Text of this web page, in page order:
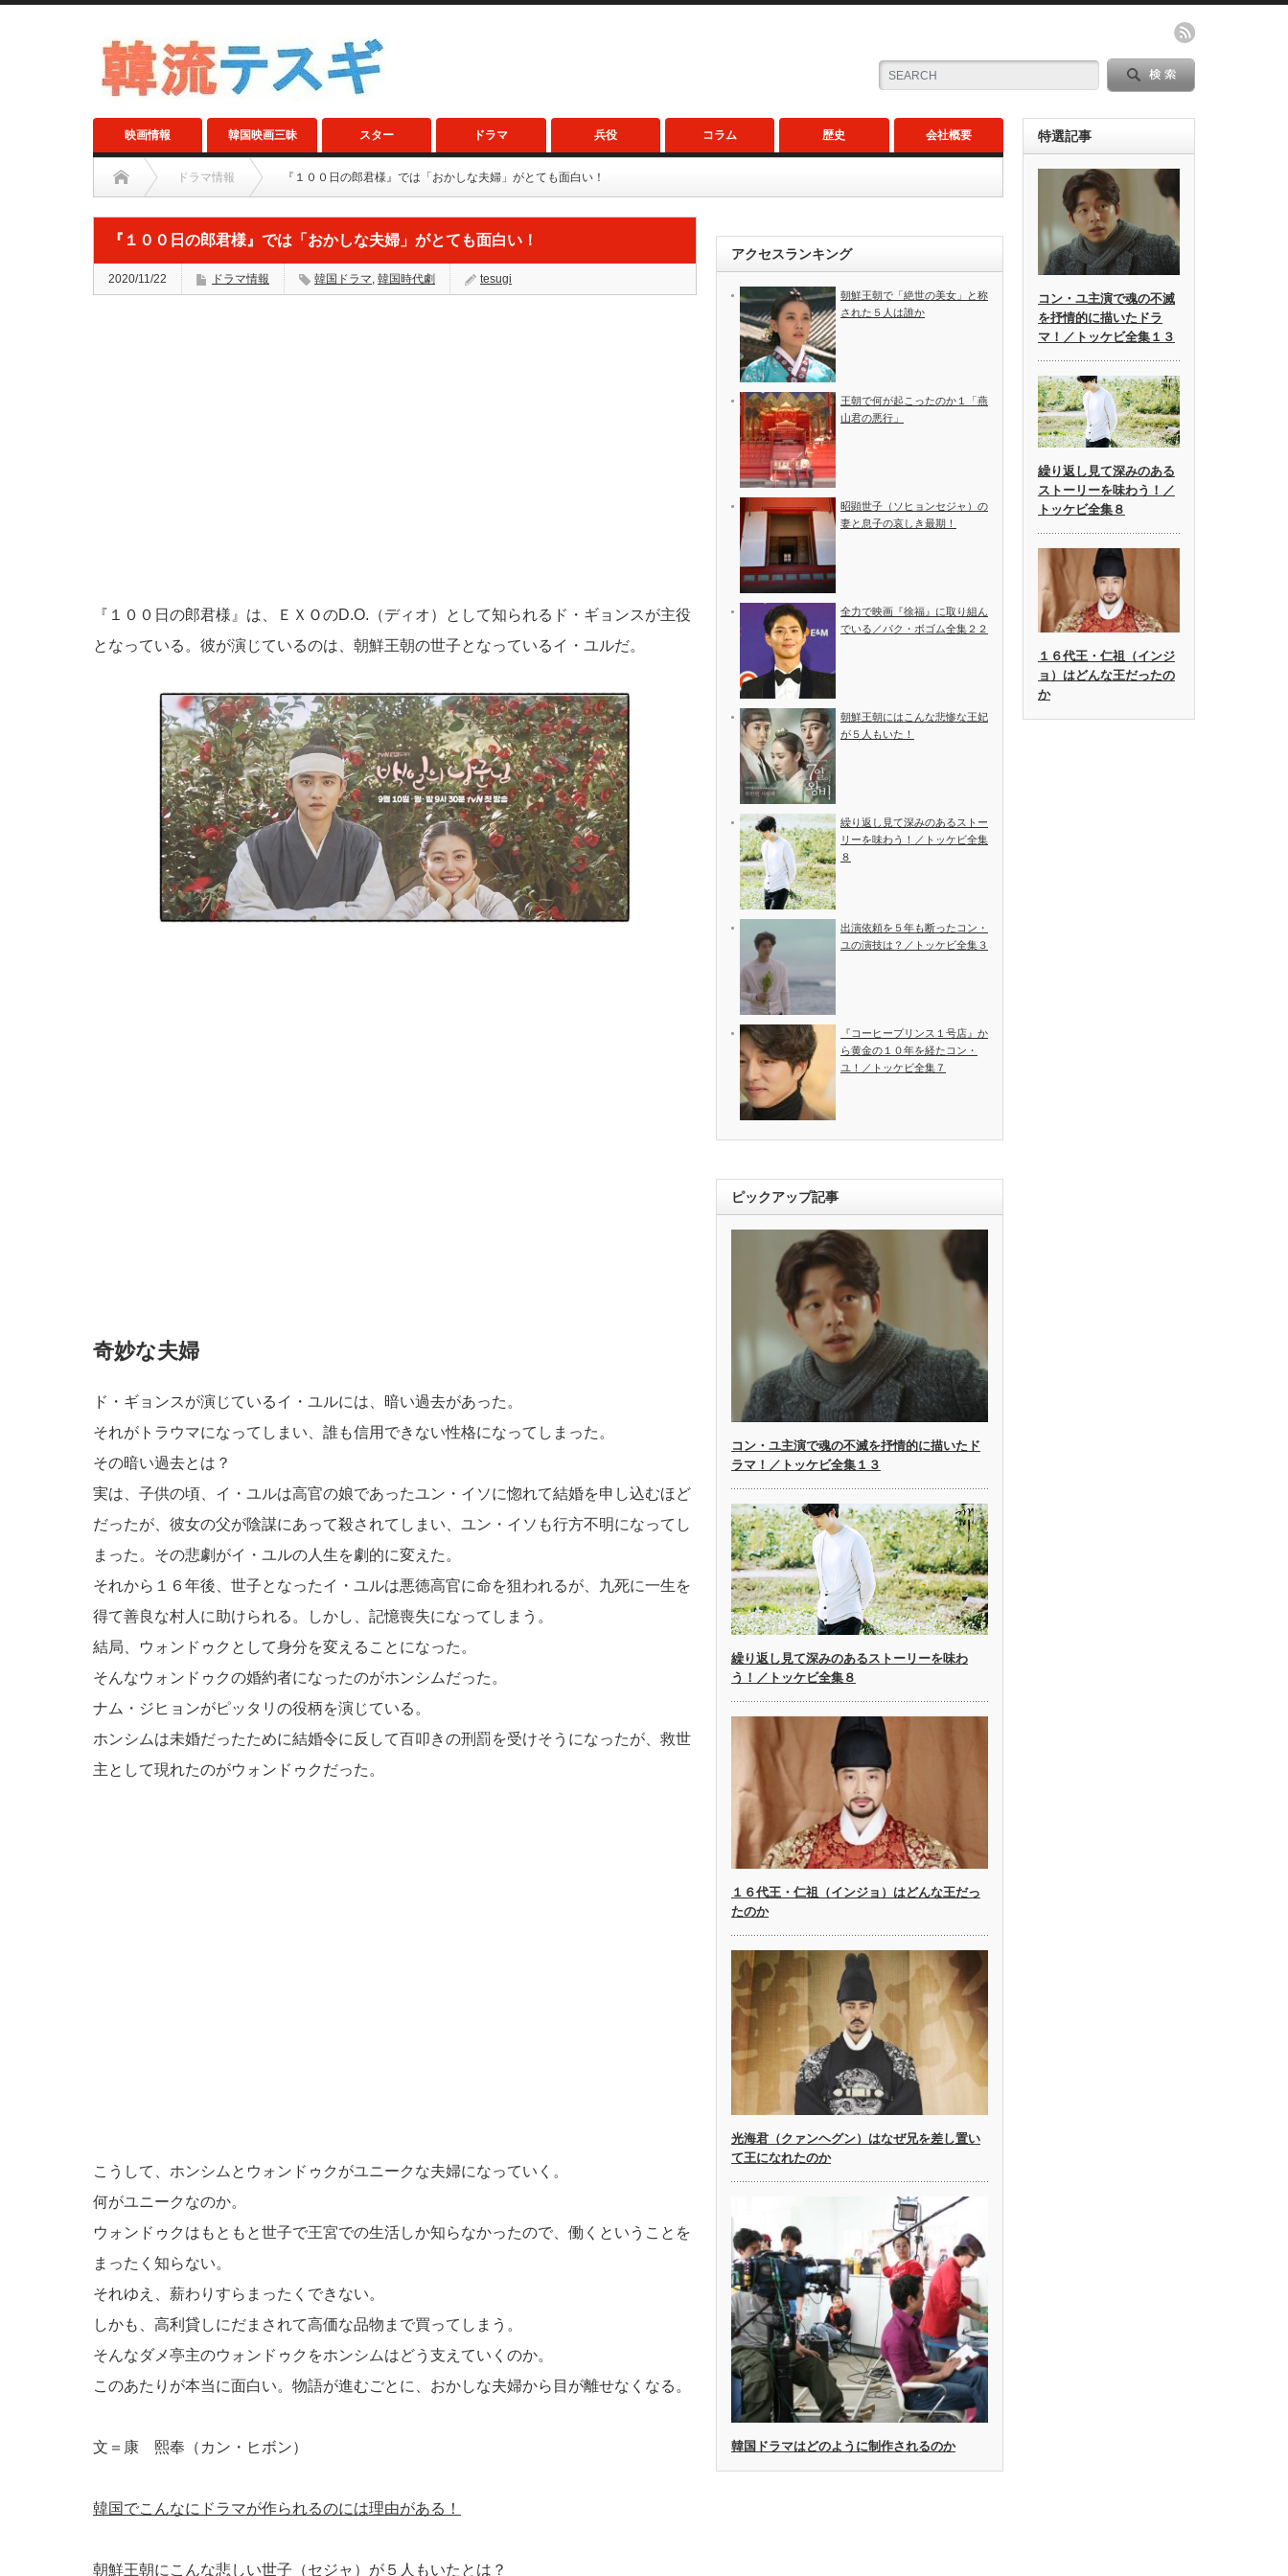
映画情報 韓国映画三昧 スター ドラマ 兵役 コラム 歴史 会社概要
ドラマ情報 『１００日の郎君様』では「おかしな夫婦」がとても面白い！
『１００日の郎君様』では「おかしな夫婦」がとても面白い！
2020/11/22 ドラマ情報 韓国ドラマ, 韓国時代劇 tesugi
『１００日の郎君様』は、ＥＸＯのD.O.（ディオ）として知られるド・ギョンスが主役
となっている。彼が演じているのは、朝鮮王朝の世子となっているイ・ユルだ。
奇妙な夫婦
ド・ギョンスが演じているイ・ユルには、暗い過去があった。
それがトラウマになってしまい、誰も信用できない性格になってしまった。
その暗い過去とは？
実は、子供の頃、イ・ユルは高官の娘であったユン・イソに惚れて結婚を申し込むほど
だったが、彼女の父が陰謀にあって殺されてしまい、ユン・イソも行方不明になってし
まった。その悲劇がイ・ユルの人生を劇的に変えた。
それから１６年後、世子となったイ・ユルは悪徳高官に命を狙われるが、九死に一生を
得て善良な村人に助けられる。しかし、記憶喪失になってしまう。
結局、ウォンドゥクとして身分を変えることになった。
そんなウォンドゥクの婚約者になったのがホンシムだった。
ナム・ジヒョンがピッタリの役柄を演じている。
ホンシムは未婚だったために結婚令に反して百叩きの刑罰を受けそうになったが、救世
主として現れたのがウォンドゥクだった。
こうして、ホンシムとウォンドゥクがユニークな夫婦になっていく。
何がユニークなのか。
ウォンドゥクはもともと世子で王宮での生活しか知らなかったので、働くということを
まったく知らない。
それゆえ、薪わりすらまったくできない。
しかも、高利貸しにだまされて高価な品物まで買ってしまう。
そんなダメ亭主のウォンドゥクをホンシムはどう支えていくのか。
このあたりが本当に面白い。物語が進むごとに、おかしな夫婦から目が離せなくなる。
文＝康 熙奉（カン・ヒボン）
韓国でこんなにドラマが作られるのには理由がある！
朝鮮王朝にこんな悲しい世子（セジャ）が５人もいたとは？
アクセスランキング
朝鮮王朝で「絶世の美女」と称
された５人は誰か
王朝で何が起こったのか１「燕
山君の悪行」
昭顕世子（ソヒョンセジャ）の
妻と息子の哀しき最期！
全力で映画『徐福』に取り組ん
でいる／パク・ボゴム全集２２
朝鮮王朝にはこんな悲惨な王妃
が５人もいた！
繰り返し見て深みのあるストー
リーを味わう！／トッケビ全集
８
出演依頼を５年も断ったコン・
ユの演技は？／トッケビ全集３
『コーヒープリンス１号店』か
ら黄金の１０年を経たコン・
ユ！／トッケビ全集７
ピックアップ記事
コン・ユ主演で魂の不滅を抒情的に描いたド
ラマ！／トッケビ全集１３
繰り返し見て深みのあるストーリーを味わ
う！／トッケビ全集８
１６代王・仁祖（インジョ）はどんな王だっ
たのか
光海君（クァンヘグン）はなぜ兄を差し置い
て王になれたのか
韓国ドラマはどのように制作されるのか
特選記事
コン・ユ主演で魂の不滅
を抒情的に描いたドラ
マ！／トッケビ全集１３
繰り返し見て深みのある
ストーリーを味わう！／
トッケビ全集８
１６代王・仁祖（インジ
ョ）はどんな王だったの
か